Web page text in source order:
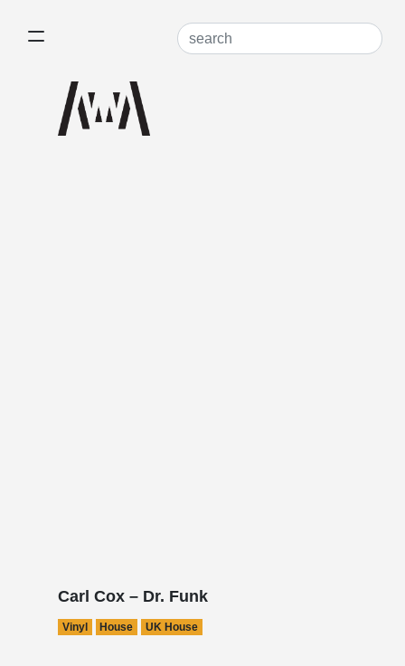
Carl Cox – Dr. Funk
Vinyl House UK House